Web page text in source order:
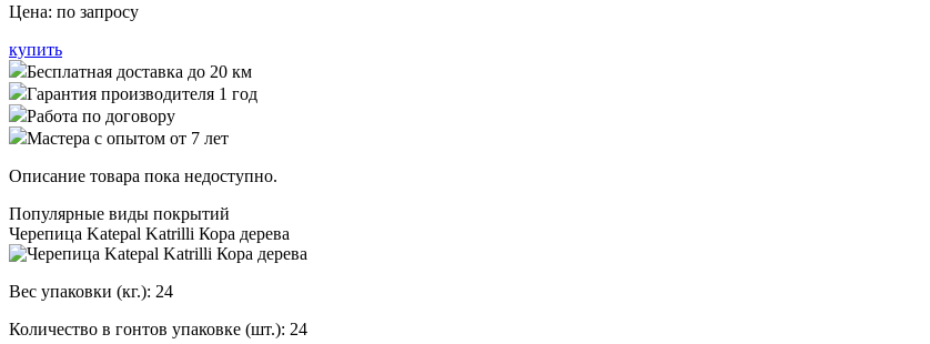
Цена: по запросу
купить
Бесплатная доставка до 20 км
Гарантия производителя 1 год
Работа по договору
Мастера с опытом от 7 лет
Описание товара пока недоступно.
Популярные виды покрытий
Черепица Katepal Katrilli Кора дерева
Вес упаковки (кг.): 24
Количество в гонтов упаковке (шт.): 24